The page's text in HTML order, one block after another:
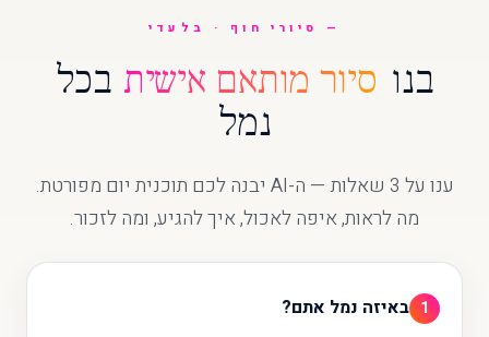
סיורי חוף · בלעדי
בנו סיור מותאם אישית בכל
נמל
ענו על 3 שאלות — ה-AI יבנה לכם תוכנית יום מפורטת.
מה לראות, איפה לאכול, איך להגיע, ומה לזכור.
1 באיזה נמל אתם?